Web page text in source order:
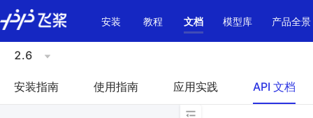
\u200E
安装
教程 文档 模型库 产品全景
2.6
安装指南 使用指南 应用实践 API 文档